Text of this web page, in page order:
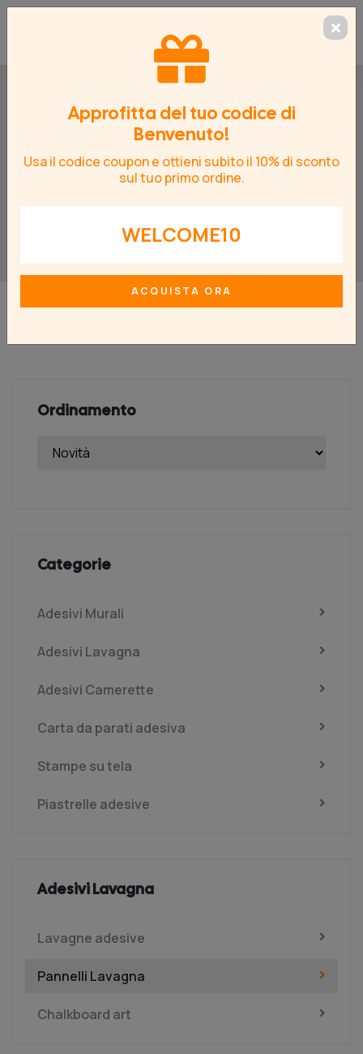
ADESIVI LAVAGNA
PANNELLI LAVAGNA
Pannelli Lavagna
Ordinamento
Categorie
Adesivi Murali
Adesivi Lavagna
Adesivi Camerette
Carta da parati adesiva
Stampe su tela
Piastrelle adesive
Adesivi Lavagna
Lavagne adesive
Pannelli Lavagna
Chalkboard art
Approfitta del tuo codice di
Benvenuto!
Usa il codice coupon e ottieni subito il 10% di sconto
sul tuo primo ordine.
WELCOME10
ACQUISTA ORA